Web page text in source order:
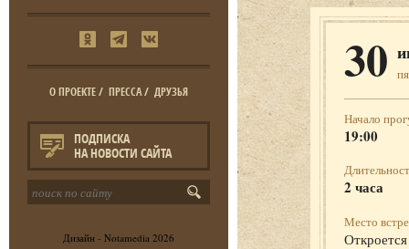
О ПРОЕКТЕ/ ПРЕССА/ ДРУЗЬЯ
ПОДПИСКА
НА НОВОСТИ САЙТА
Дизайн - Notamedia 2026
30
Начало
19:00
2 часа
Место